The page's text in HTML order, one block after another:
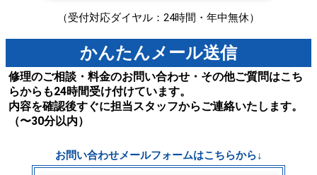
（受付対応ダイヤル：24時間・年中無休）
かんたんメール送信
修理のご相談・料金のお問い合わせ・その他ご質問はこち
らからも24時間受け付けています。
内容を確認後すぐに担当スタッフからご連絡いたします。
（〜30分以内）
お問い合わせメールフォームはこちらから↓